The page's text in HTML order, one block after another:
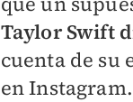
Taylor Swift
cuenta de
en Instagram.